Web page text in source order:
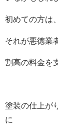
初めての方は
それが悪徳業
割高の料金を
塗装の仕上が
に